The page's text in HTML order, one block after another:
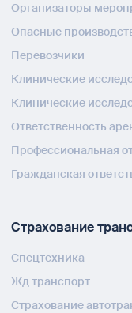
Организаторы
Опасные
Перевозчики
Клинические
Клинические
Ответственность
Профессиональная
Гражданская
Страхование
Спецтехника
Жд транспорт
Страхование